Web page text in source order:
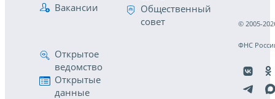
Вакансии
Общественный
совет
Открытое
ведомство
Открытые
данные
© 2005-
ФНС